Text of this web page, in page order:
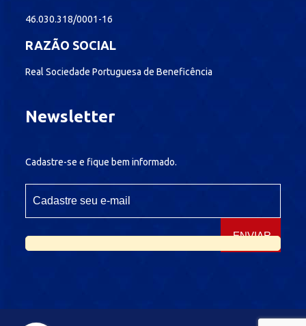
46.030.318/0001-16
RAZÃO SOCIAL
Real Sociedade Portuguesa de Beneficência
Newsletter
Cadastre-se e fique bem informado.